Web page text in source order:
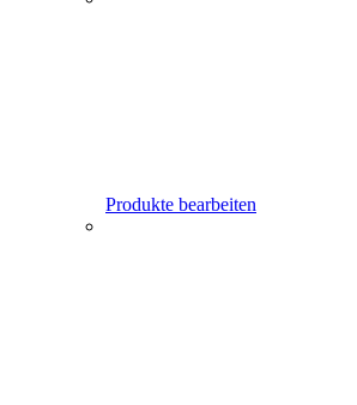
Produkte bearbeiten